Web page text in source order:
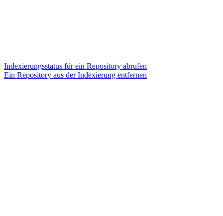
Indexierungsstatus für ein Repository abrufen
Ein Repository aus der Indexierung entfernen